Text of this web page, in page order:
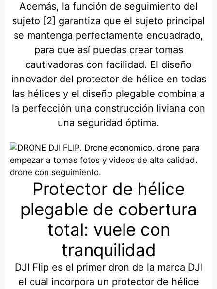
Además, la función de seguimiento del
sujeto [2] garantiza que el sujeto principal
se mantenga perfectamente encuadrado,
para que así puedas crear tomas
cautivadoras con facilidad. El diseño
innovador del protector de hélice en todas
las hélices y el diseño plegable combina a
la perfección una construcción liviana con
una seguridad óptima.
Protector de hélice
plegable de cobertura
total: vuele con
tranquilidad
DJI Flip es el primer dron de la marca DJI
el cual incorpora un protector de hélice